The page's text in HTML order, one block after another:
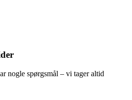
nogle spørgsmål – vi tager altid